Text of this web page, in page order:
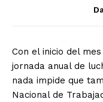
Con el inicio del
jornada anual de
nada impide que
Nacional de